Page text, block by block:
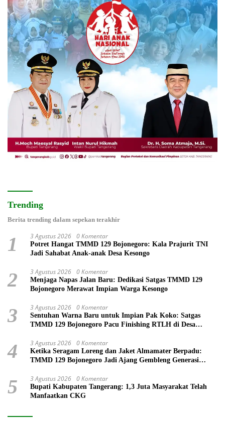
Trending
Berita trending dalam sepekan terakhir
1 3 Agustus 2026 0 Komentar
Potret Hangat TMMD 129 Bojonegoro: Kala Prajurit TNI
Jadi Sahabat Anak-anak Desa Kesongo
2 3 Agustus 2026 0 Komentar
Menjaga Napas Jalan Baru: Dedikasi Satgas TMMD 129
Bojonegoro Merawat Impian Warga Kesongo
3 3 Agustus 2026 0 Komentar
Sentuhan Warna Baru untuk Impian Pak Koko: Satgas
TMMD 129 Bojonegoro Pacu Finishing RTLH di Desa
4 3 Agustus 2026 0 Komentar
Ketika Seragam Loreng dan Jaket Almamater Berpadu:
TMMD 129 Bojonegoro Jadi Ajang Gembleng Generasi
5 3 Agustus 2026 0 Komentar
Bupati Kabupaten Tangerang: 1,3 Juta Masyarakat Telah
Manfaatkan CKG